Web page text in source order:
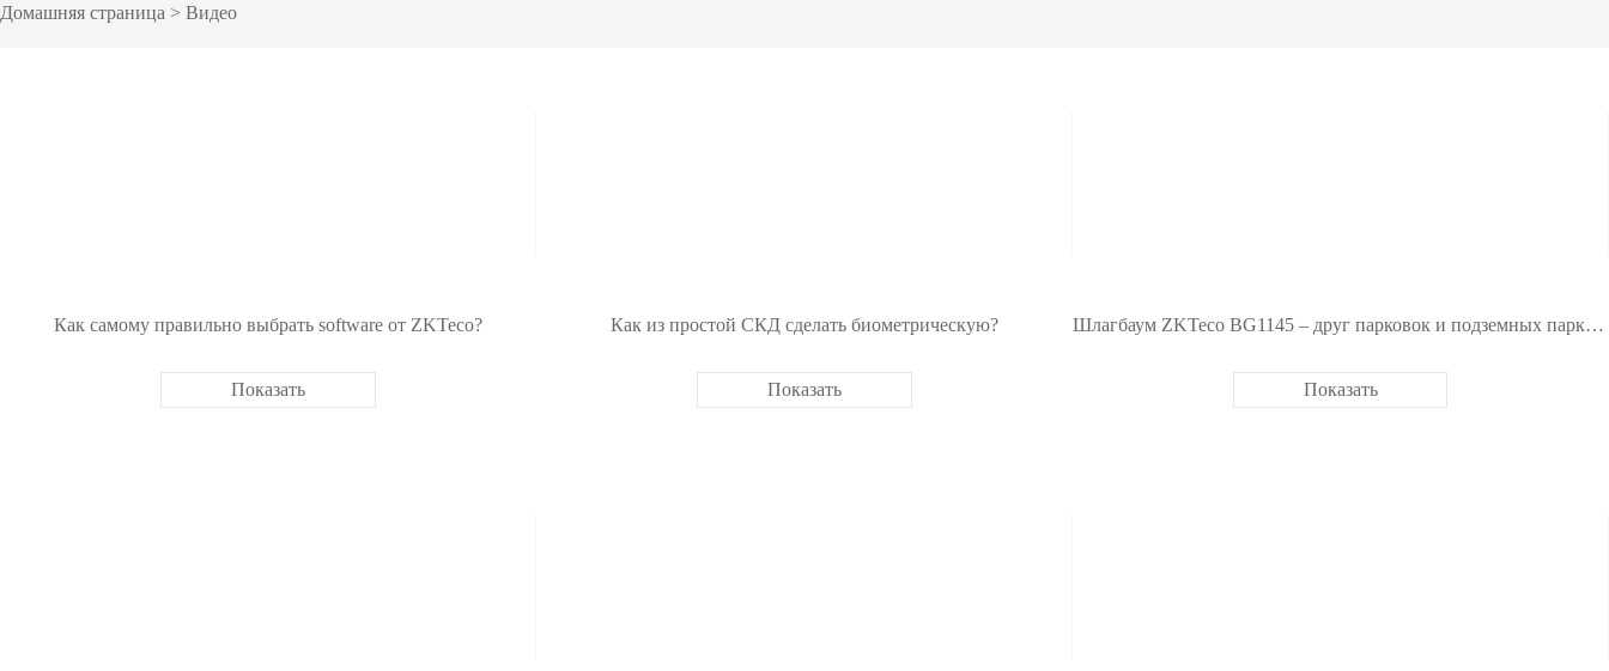
Домашняя страница > Видео
Как самому правильно выбрать software от ZKTeco?
Показать
Как из простой СКД сделать биометрическую?
Показать
Шлагбаум ZKTeco BG1145 – друг парковок и подземных паркингов
Показать